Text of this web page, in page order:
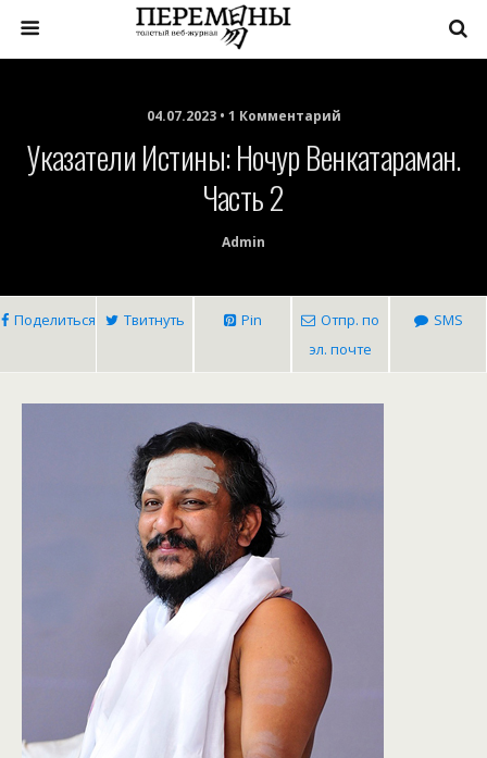
04.07.2023 • 1 Комментарий
Указатели Истины: Ночур Венкатараман.
Часть 2
Admin
Поделиться Твитнуть Pin
Отпр. по
эл. почте
SMS